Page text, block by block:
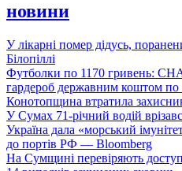
новини
У лікарні помер дідусь,
Білопіллі
Футболки по 1170 гривень:
гардероб державним коштом по
Конотопщина втратила
У Сумах 71-річний водій
Україна дала «морський
до портів РФ — Bloomberg
На Сумщині перевіряють